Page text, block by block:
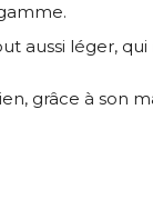
aussi léger,
grâce à son